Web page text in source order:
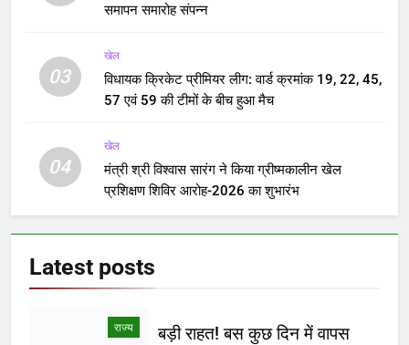
समापन समारोह संपन्न
03
खेल
विधायक क्रिकेट प्रीमियर लीग: वार्ड क्रमांक 19, 22, 45,
57 एवं 59 की टीमों के बीच हुआ मैच
04
खेल
मंत्री श्री विश्वास सारंग ने किया ग्रीष्मकालीन खेल
प्रशिक्षण शिविर आरोह-2026 का शुभारंभ
Latest posts
राज्य
बड़ी राहत! बस कुछ दिन में वापस